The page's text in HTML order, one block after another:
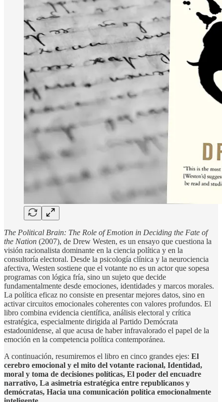
The Political Brain: The Role of Emotion in Deciding the Fate of
the Nation (2007), de Drew Westen, es un ensayo que cuestiona la
visión racionalista dominante en la ciencia política y en la
consultoría electoral. Desde la psicología clínica y la neurociencia
afectiva, Westen sostiene que el votante no es un actor que sopesa
programas con lógica fría, sino un sujeto que decide
fundamentalmente desde emociones, identidades y marcos morales.
La política eficaz no consiste en presentar mejores datos, sino en
activar circuitos emocionales coherentes con valores profundos. El
libro combina evidencia científica, análisis electoral y crítica
estratégica, especialmente dirigida al Partido Demócrata
estadounidense, al que acusa de haber infravalorado el papel de la
emoción en la competencia política contemporánea.
A continuación, resumiremos el libro en cinco grandes ejes: El
cerebro emocional y el mito del votante racional, Identidad,
moral y toma de decisiones políticas, El poder del encuadre
narrativo, La asimetría estratégica entre republicanos y
demócratas, Hacia una comunicación política emocionalmente